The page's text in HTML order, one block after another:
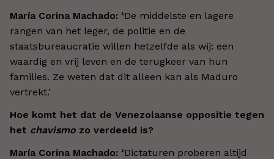
María Corina Machado: ‘De middelste en lagere
rangen van het leger, de politie en de
staatsbureaucratie willen hetzelfde als wij: een
waardig en vrij leven en de terugkeer van hun
families. Ze weten dat dit alleen kan als Maduro
vertrekt.’
Hoe komt het dat de Venezolaanse oppositie tegen
het chavismo zo verdeeld is?
María Corina Machado: ‘Dictaturen proberen altijd